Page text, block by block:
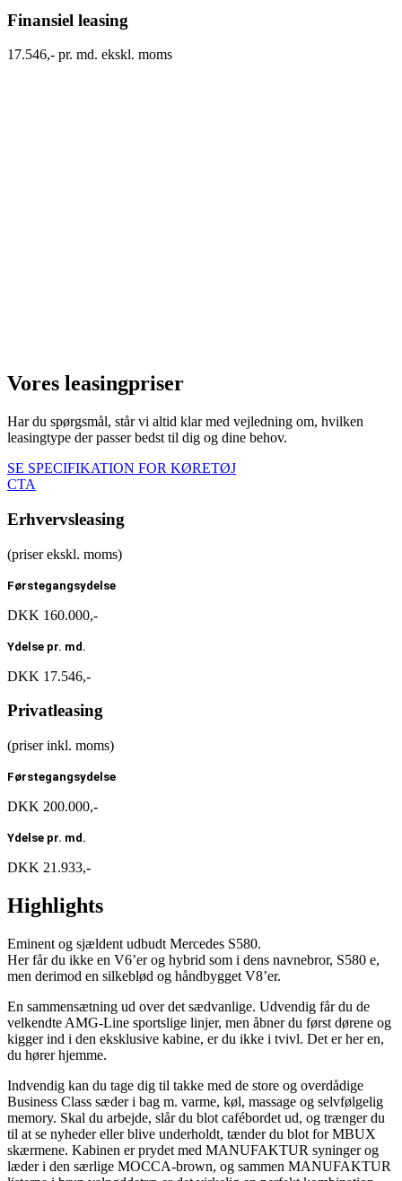
Finansiel leasing
17.546,- pr. md. ekskl. moms
Vores leasingpriser
Hardu spørgsmål, stårvi altid klarmed vejledning om, hvilken
leasingtype derpasserbedst til dig og dine behov.
SE SPECIFIKATION FOR KØRETØJ
CTA
Erhvervsleasing
(priser ekskl. moms)
Førstegangsydelse
DKK 160.000,-
Ydelse pr. md.
DKK 17.546,-
Privatleasing
(priser inkl. moms)
Førstegangsydelse
DKK 200.000,-
Ydelse pr. md.
DKK 21.933,-
Highlights
Eminent og sjældent udbudt Mercedes S580.
Her får du ikke en V6’er og hybrid som i dens navnebror, S580 e,
men derimod en silkeblød og håndbygget V8’er.
En sammensætning ud over det sædvanlige. Udvendig får du de
velkendte AMG-Line sportslige linjer, men åbner du først dørene og
kigger ind i den eksklusive kabine, er du ikke i tvivl. Det er her en,
du hører hjemme.
Indvendig kan du tage dig til takke med de store og overdådige
Business Class sæder i bag m. varme, køl, massage og selvfølgelig
memory. Skal du arbejde, slår du blot cafébordet ud, og trænger du
til at se nyheder eller blive underholdt, tænder du blot for MBUX
skærmene. Kabinen er prydet med MANUFAKTUR syninger og
læder i den særlige MOCCA-brown, og sammen MANUFAKTUR